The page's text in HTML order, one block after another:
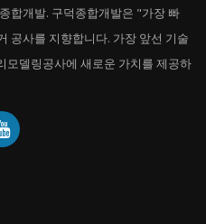
합개발. 구덕종합개발은 "가장 빠
공사를 지향합니다. 가장 앞선 기술
모델링공사에 새로운 가치를 제공하